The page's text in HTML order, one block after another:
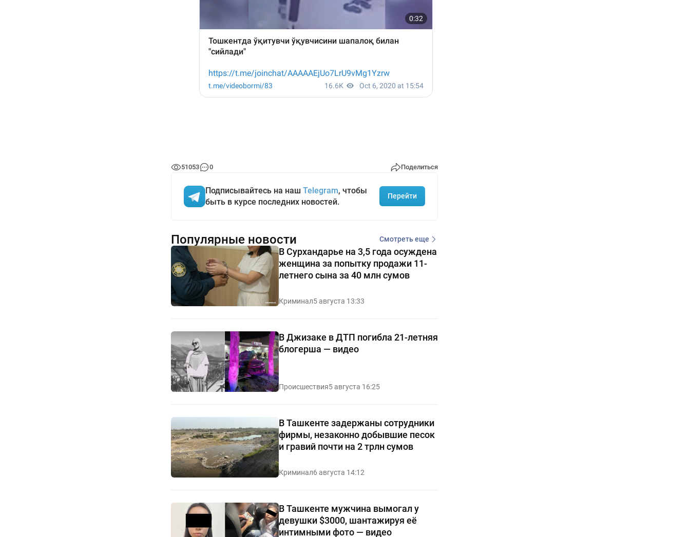
51053 0 Поделиться
Подписывайтесь на наш Telegram, чтобы
быть в курсе последних новостей.
Перейти
Популярные новости Смотреть еще
В Сурхандарье на 3,5 года осуждена
женщина за попытку продажи 11-
летнего сына за 40 млн сумов
Криминал5 августа 13:33
В Джизаке в ДТП погибла 21-летняя
блогерша — видео
Происшествия5 августа 16:25
В Ташкенте задержаны сотрудники
фирмы, незаконно добывшие песок
и гравий почти на 2 трлн сумов
Криминал6 августа 14:12
В Ташкенте мужчина вымогал у
девушки $3000, шантажируя её
интимными фото — видео